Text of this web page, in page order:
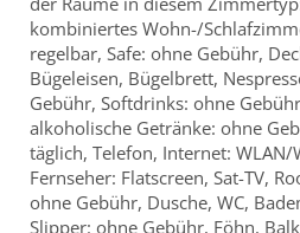
kombiniertes Wohn-/
regelbar, Safe: ohne Gebühr,
Bügeleisen, Bügelbrett,
Gebühr, Softdrinks: ohne
alkoholische Getränke: ohne
täglich, Telefon, Internet: WLAN/
Fernseher: Flatscreen, Sat-TV,
ohne Gebühr, Dusche, WC,
Slipper: ohne Gebühr, Föhn,